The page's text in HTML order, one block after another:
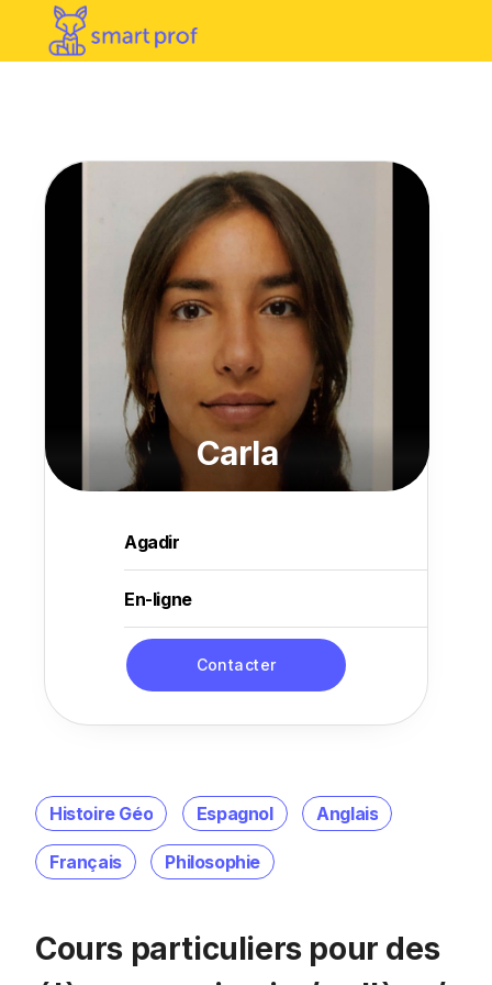
Histoire Géo Espagnol Anglais
Français Philosophie
Cours particuliers pour des
Carla
Agadir
En-ligne
Contacter